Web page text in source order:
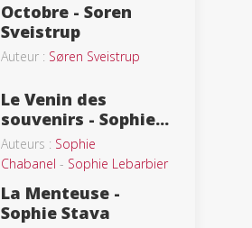
Octobre - Soren
Sveistrup
Auteur : Søren Sveistrup
Le Venin des
souvenirs - Sophie...
Auteurs : Sophie
Chabanel - Sophie Lebarbier
La Menteuse -
Sophie Stava